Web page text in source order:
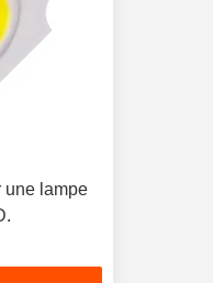
une lampe